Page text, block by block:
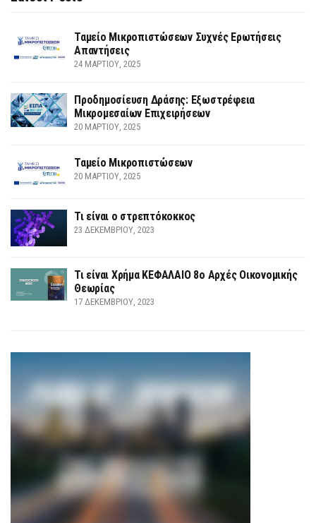
Ταμείο Μικροπιστώσεων Συχνές Ερωτήσεις
Απαντήσεις
24 ΜΑΡΤΊΟΥ, 2025
Προδημοσίευση Δράσης: Εξωστρέφεια
Μικρομεσαίων Επιχειρήσεων
20 ΜΑΡΤΊΟΥ, 2025
Ταμείο Μικροπιστώσεων
20 ΜΑΡΤΊΟΥ, 2025
Τι είναι ο στρεπτόκοκκος
23 ΔΕΚΕΜΒΡΊΟΥ, 2023
Τι είναι Χρήμα ΚΕΦΑΛΑΙΟ 8ο Αρχές Οικονομικής
Θεωρίας
17 ΔΕΚΕΜΒΡΊΟΥ, 2023